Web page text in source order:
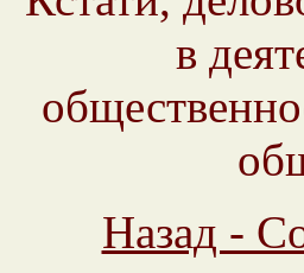
в
Назад -